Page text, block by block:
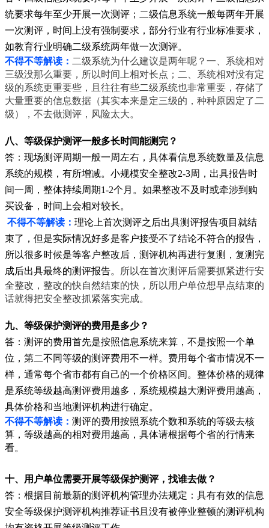
统要求每年至少开展一次测评；二级信息系统一般每两年开展
一次测评，时间上没有强制要求，部分行业有行业标准要求，
如教育行业明确二级系统两年做一次测评。
不得不等解读： 二级系统为什么建议是两年呢？一、系统相对
三级没那么重要，所以时间上相对长点；二、系统相对没有定
级的系统更重要些，且往往有些二级系统也非常重要，存储了
大量重要的信息数据（其实本来是定三级的，种种原因定了二
级），不去做测评，风险太大。
八、 等级保护测评一般多长时间能测完？
答： 现场测评周期一般一周左右，具体看信息系统数量及信息
系统的规模，有所增减。小规模安全整改2-3周，出具报告时
间一周，整体持续周期1-2个月。如果整改不及时或牵涉到购
买设备，时间上会相对较长。
不得不等解读： 理论上首次测评之后出具测评报告项目就结
束了，但是实际情况好多是客户接受不了结论不符合的报告，
所以很多时候是等客户整改后，测评机构再进行复测，复测完
成后出具最终的测评报告。
所以在首次测评后需要抓紧进行安
全整改，整改的快自然结束的快，所以用户单位想早点结束的
话就得把安全整改抓紧落实完成。
九、等级保护测评的费用是多少？
答：测评的费用首先是按照信息系统来算，不是按照一个单
位，第二不同等级的测评费用不一样。费用每个省市情况不一
样，通常每个省市都有自己的一个价格区间。整体价格的规律
是系统等级越高测评费用越多，系统规模越大测评费用越高，
具体价格和当地测评机构进行确定。
不得不等解读： 测评的费用按照系统个数和系统的等级去核
算，等级越高的相对费用越高，具体请根据每个省的行情来
看。
十、用户单位需要开展等级保护测评，找谁去做？
答：根据目前最新的测评机构管理办法规定：具有有效的信息
安全等级保护测评机构推荐证书且没有被停业整顿的测评机构